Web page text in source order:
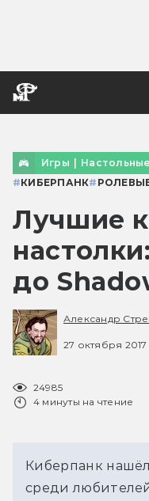
Игры |
#КИБЕРПАНК#
Лучшие
до
Александр
27 октября 2017
24985
4 минуты на чтение
Киберпанк
среди